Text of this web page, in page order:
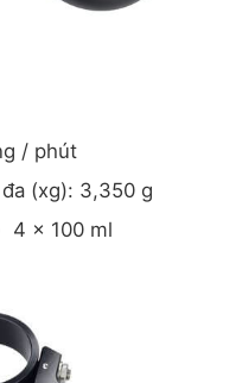
/ phút
(xg): 3,350 g
4 x 100 ml